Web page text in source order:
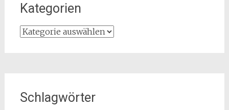
Kategorien
Kategorien
Schlagwörter